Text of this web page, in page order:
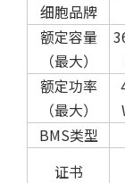
细胞品牌
额定容量
（最大）
额定功率
（最大）
BMS类型
证书